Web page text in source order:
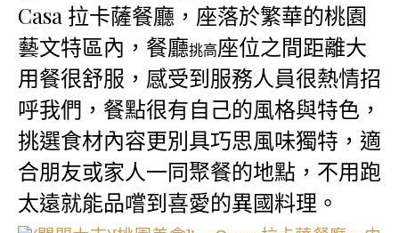
Casa 拉卡薩餐廳，座落於繁華的桃園
藝文特區內，餐廳挑高座位之間距離大
用餐很舒服，感受到服務人員很熱情招
呼我們，餐點很有自己的風格與特色，
挑選食材內容更別具巧思風味獨特，適
合朋友或家人一同聚餐的地點，不用跑
太遠就能品嚐到喜愛的異國料理。